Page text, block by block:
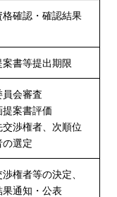
格確認・確認結果
案書等提出期限
員会審査
提案書評価
交渉権者、次順位
の選定
権者等の決定、
果通知・公表